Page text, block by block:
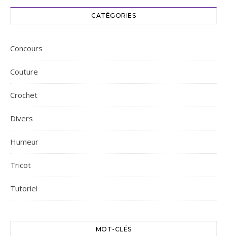
CATÉGORIES
Concours
Couture
Crochet
Divers
Humeur
Tricot
Tutoriel
MOT-CLÉS